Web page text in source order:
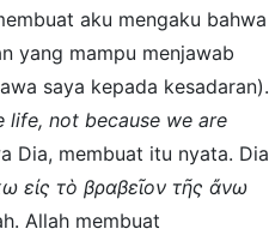
aku mengaku bahwa
yang mampu menjawab
saya kepada kesadaran).
life, not because we are
Dia, membuat itu nyata. Dia
εἰς τὸ βραβεῖον τῆς ἄνω
Allah membuat